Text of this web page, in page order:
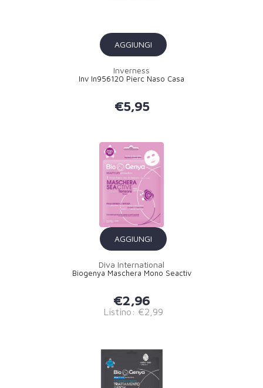
AGGIUNGI
Inverness
Inv In956120 Pierc Naso Casa
€5,95
AGGIUNGI
Diva International
Biogenya Maschera Mono Seactiv
€2,96
Listino: €2,99